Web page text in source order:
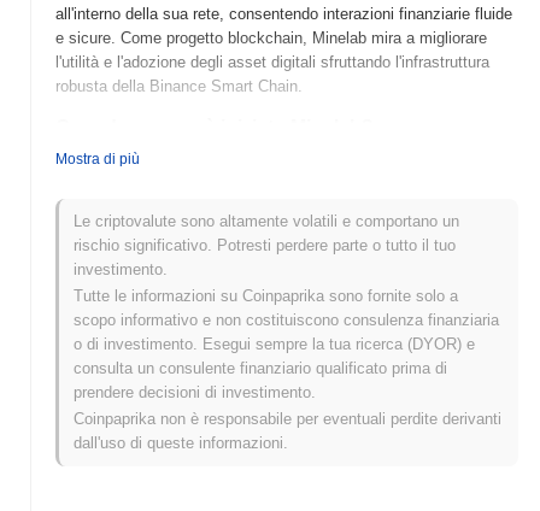
all'interno della sua rete, consentendo interazioni finanziarie fluide
e sicure. Come progetto blockchain, Minelab mira a migliorare
l'utilità e l'adozione degli asset digitali sfruttando l'infrastruttura
robusta della Binance Smart Chain.
Minelab (MELB) è stato lanciato nel 2023 come progetto di
decentralizzate. È stato sviluppato da un team di appassionati ed
esperti di blockchain, anche se i fondatori specifici non sono stati
resi noti. Il progetto ha guadagnato slancio iniziale attraverso
partnership strategiche ed è stato inizialmente elencato su diversi
exchange di criptovalute, facilitando un accesso e un'adozione più
ampi. Lo sviluppo iniziale di Minelab è stato caratterizzato dal suo
focus su tecnologie di mining innovative e coinvolgimento della
comunità, ponendo le basi per la sua crescita nello spazio crypto.
Cosa ci aspetta per Minelab?
Minelab (MELB) si sta preparando per una fase entusiasmante di
Mostra di più
Le criptovalute sono altamente volatili e comportano un
rischio significativo. Potresti perdere parte o tutto il tuo
investimento.
Tutte le informazioni su Coinpaprika sono fornite solo a
scopo informativo e non costituiscono consulenza finanziaria
o di investimento. Esegui sempre la tua ricerca (DYOR) e
consulta un consulente finanziario qualificato prima di
prendere decisioni di investimento.
Coinpaprika non è responsabile per eventuali perdite derivanti
dall'uso di queste informazioni.